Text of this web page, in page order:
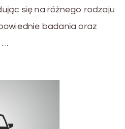
się na różnego rodzaju
badania oraz
…